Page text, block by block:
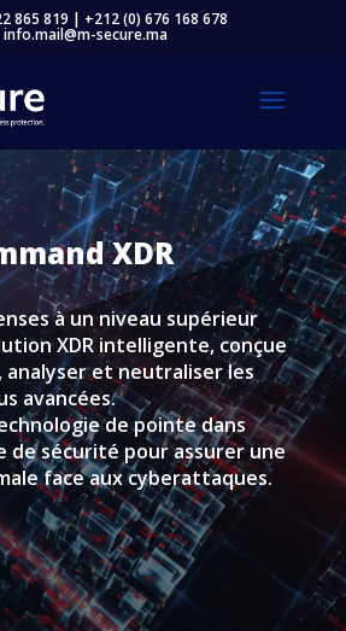
865 819 | +212 (0) 676 168 678
info.mail@m-secure.ma
XDR
à un niveau supérieur
XDR intelligente, conçue
et neutraliser les
avancées.
de pointe dans
sécurité pour assurer une
face aux cyberattaques.